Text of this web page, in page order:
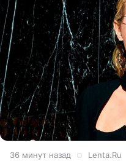
36 минут назад Lenta.Ru